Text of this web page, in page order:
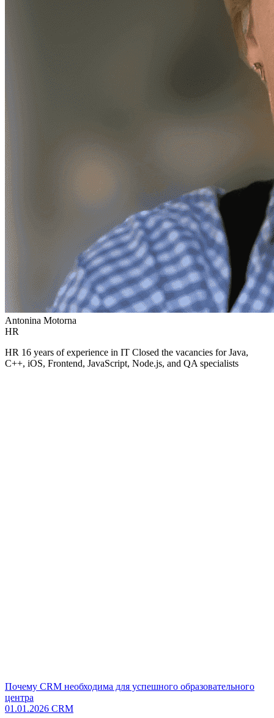
Antonina Motorna
HR
HR 16 years of experience in IT Closed the vacancies for Java,
C++, iOS, Frontend, JavaScript, Node.js, and QA specialists
Почему CRM необходима для успешного образовательного
центра
01.01.2026 CRM